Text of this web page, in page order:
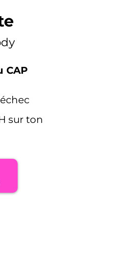
CAP
sur ton